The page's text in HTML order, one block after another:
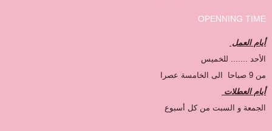
OPENNING TIME
أيام العمل
الأحد ....... للخميس
من 9 صباحا الى الخامسة عصرا
أيام العطلات
الجمعة و السبت من كل أسبوع